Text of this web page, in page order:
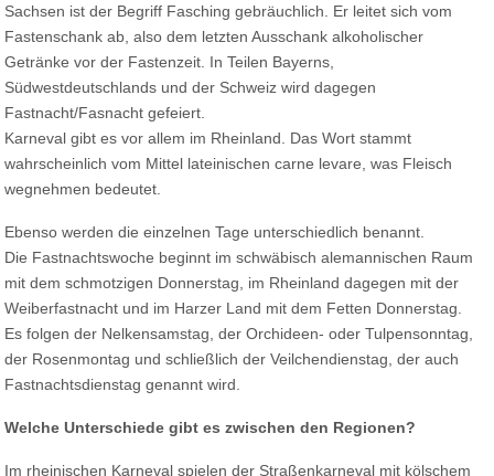
Sachsen ist der Begriff Fasching gebräuchlich. Er leitet sich vom
Fastenschank ab, also dem letzten Ausschank alkoholischer
Getränke vor der Fastenzeit. In Teilen Bayerns,
Südwestdeutschlands und der Schweiz wird dagegen
Fastnacht/Fasnacht gefeiert.
Karneval gibt es vor allem im Rheinland. Das Wort stammt
wahrscheinlich vom Mittel lateinischen carne levare, was Fleisch
wegnehmen bedeutet.
Ebenso werden die einzelnen Tage unterschiedlich benannt.
Die Fastnachtswoche beginnt im schwäbisch alemannischen Raum
mit dem schmotzigen Donnerstag, im Rheinland dagegen mit der
Weiberfastnacht und im Harzer Land mit dem Fetten Donnerstag.
Es folgen der Nelkensamstag, der Orchideen- oder Tulpensonntag,
der Rosenmontag und schließlich der Veilchendienstag, der auch
Fastnachtsdienstag genannt wird.
Welche Unterschiede gibt es zwischen den Regionen?
Im rheinischen Karneval spielen der Straßenkarneval mit kölschem